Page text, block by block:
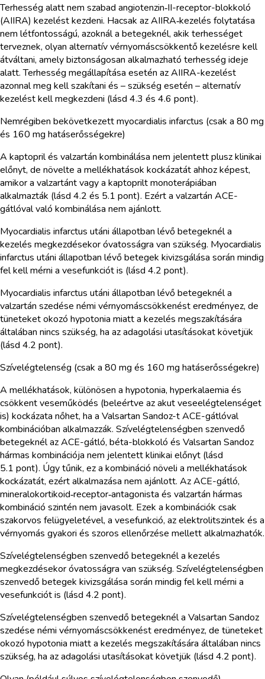
Terhesség alatt nem szabad angiotenzin‑II-receptor-blokkoló
(AIIRA) kezelést kezdeni. Hacsak az AIIRA‑kezelés folytatása
nem létfontosságú, azoknál a betegeknél, akik terhességet
terveznek, olyan alternatív vérnyomáscsökkentő kezelésre kell
átváltani, amely biztonságosan alkalmazható terhesség ideje
alatt. Terhesség megállapítása esetén az AIIRA-kezelést
azonnal meg kell szakítani és – szükség esetén – alternatív
kezelést kell megkezdeni (lásd 4.3 és 4.6 pont).
Nemrégiben bekövetkezett myocardialis infarctus (csak a 80 mg
és 160 mg hatáserősségekre)
A kaptopril és valzartán kombinálása nem jelentett plusz klinikai
előnyt, de növelte a mellékhatások kockázatát ahhoz képest,
amikor a valzartánt vagy a kaptoprilt monoterápiában
alkalmazták (lásd 4.2 és 5.1 pont). Ezért a valzartán ACE-
gátlóval való kombinálása nem ajánlott.
Myocardialis infarctus utáni állapotban lévő betegeknél a
kezelés megkezdésekor óvatosságra van szükség. Myocardialis
infarctus utáni állapotban lévő betegek kivizsgálása során mindig
fel kell mérni a vesefunkciót is (lásd 4.2 pont).
Myocardialis infarctus utáni állapotban lévő betegeknél a
valzartán szedése némi vérnyomáscsökkenést eredményez, de
tüneteket okozó hypotonia miatt a kezelés megszakítására
általában nincs szükség, ha az adagolási utasításokat követjük
(lásd 4.2 pont).
Szívelégtelenség (csak a 80 mg és 160 mg hatáserősségekre)
A mellékhatások, különösen a hypotonia, hyperkalaemia és
csökkent veseműködés (beleértve az akut veseelégtelenséget
is) kockázata nőhet, ha a Valsartan Sandoz-t ACE-gátlóval
kombinációban alkalmazzák. Szívelégtelenségben szenvedő
betegeknél az ACE-gátló, béta-blokkoló és Valsartan Sandoz
hármas kombinációja nem jelentett klinikai előnyt (lásd
5.1 pont). Úgy tűnik, ez a kombináció növeli a mellékhatások
kockázatát, ezért alkalmazása nem ajánlott. Az ACE-gátló,
mineralokortikoid‑receptor‑antagonista és valzartán hármas
kombináció szintén nem javasolt. Ezek a kombinációk csak
szakorvos felügyeletével, a vesefunkció, az elektrolitszintek és a
vérnyomás gyakori és szoros ellenőrzése mellett alkalmazhatók.
Szívelégtelenségben szenvedő betegeknél a kezelés
megkezdésekor óvatosságra van szükség. Szívelégtelenségben
szenvedő betegek kivizsgálása során mindig fel kell mérni a
vesefunkciót is (lásd 4.2 pont).
Szívelégtelenségben szenvedő betegeknél a Valsartan Sandoz
szedése némi vérnyomáscsökkenést eredményez, de tüneteket
okozó hypotonia miatt a kezelés megszakítására általában nincs
szükség, ha az adagolási utasításokat követjük (lásd 4.2 pont).